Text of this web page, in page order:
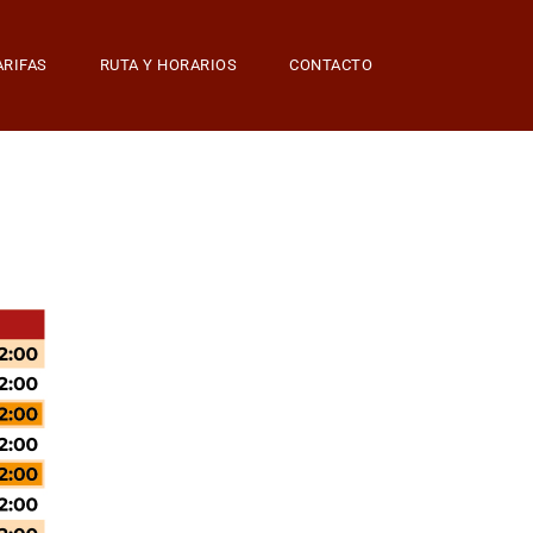
RUTA Y HORARIOS CONTACTO